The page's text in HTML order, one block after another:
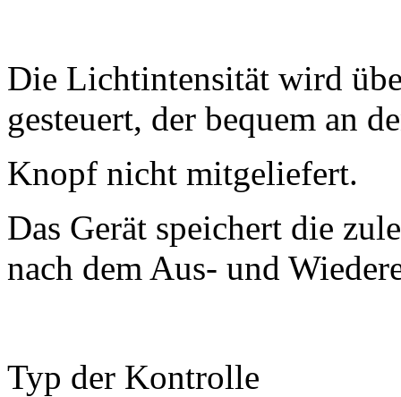
Die Lichtintensität wird
gesteuert, der bequem an
Knopf nicht mitgeliefert.
Das Gerät speichert die
nach dem Aus- und
Typ der Kontrolle